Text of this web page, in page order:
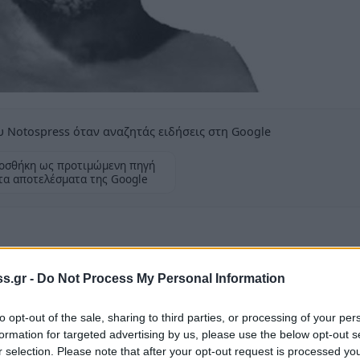
- Do Not Process My Personal Information
opt-out of the sale, sharing to third parties, or processing of your
for targeted advertising by us, please use the below opt-out
selection. Please note that after your opt-out request is processed
όταν αναζητάς ειδήσεις στη Google
ως προτιμώμενη πηγή
αποτελέσματα της Google
Σπάρτης στις 23 Ιουνίου 2021 η
έθεσε μια σειρά σοβαρών και